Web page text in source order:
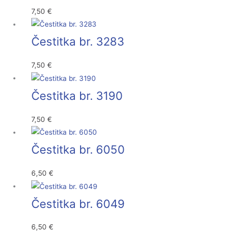
7,50€
Čestitka br. 3283
7,50€
Čestitka br. 3190
7,50€
Čestitka br. 6050
6,50€
Čestitka br. 6049
6,50€